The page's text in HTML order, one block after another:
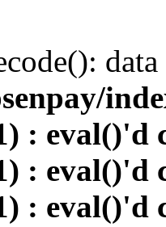
: eval()'d
: eval()'d
: eval()'d